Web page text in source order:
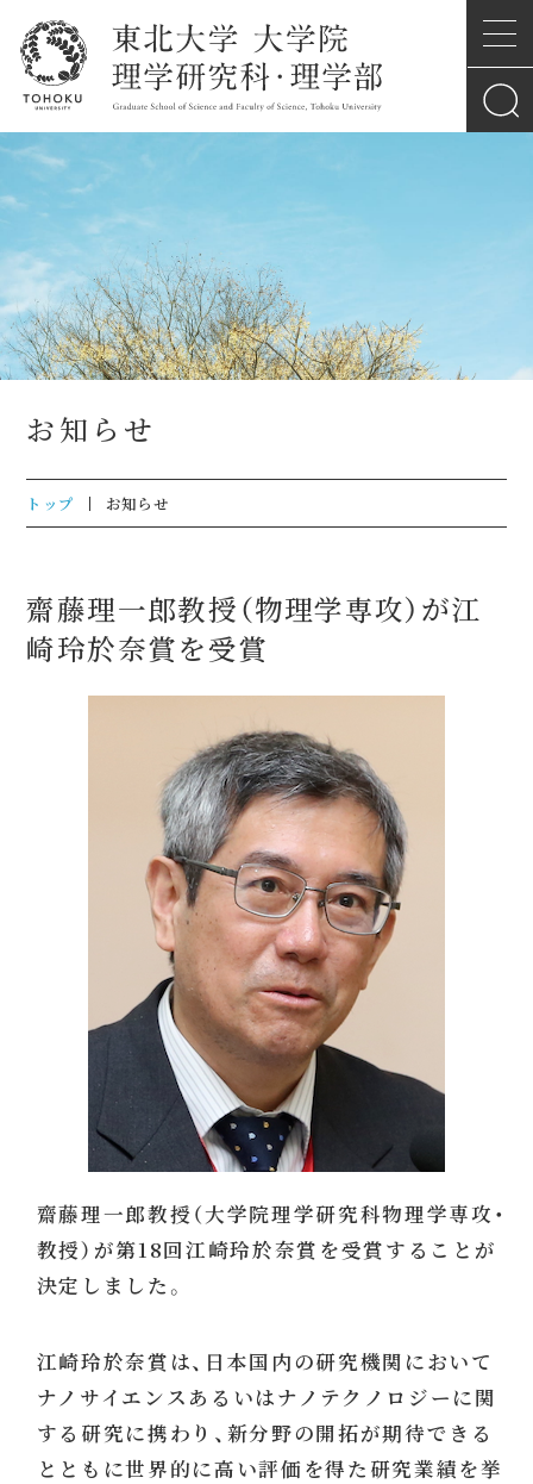
お知らせ
トップ お知らせ
齋藤理一郎教授（物理学専攻）が江
崎玲於奈賞を受賞
齋藤理一郎教授（大学院理学研究科物理学専攻・
教授）が第18回江崎玲於奈賞を受賞することが
決定しました。
江崎玲於奈賞は、日本国内の研究機関において
ナノサイエンスあるいはナノテクノロジーに関
する研究に携わり、新分野の開拓が期待できる
とともに世界的に高い評価を得た研究業績を挙